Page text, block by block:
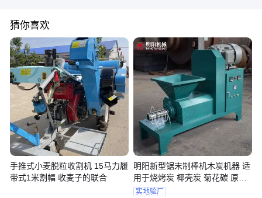
猜你喜欢
手推式小麦脱粒收割机 15马力履
带式1米割幅 收麦子的联合
明阳新型锯末制棒机木炭机器 适
用于烧烤炭 椰壳炭 菊花碳 原木
炭等
实地验厂